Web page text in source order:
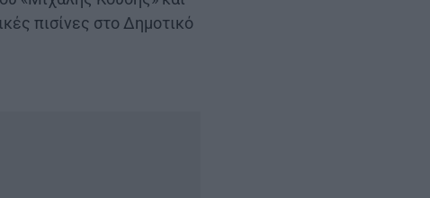
πισίνες στο Δημοτικό